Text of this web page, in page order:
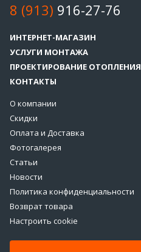
8 (913) 916-27-76
ИНТЕРНЕТ-МАГАЗИН
УСЛУГИ МОНТАЖА
ПРОЕКТИРОВАНИЕ ОТОПЛЕНИЯ
КОНТАКТЫ
О компании
Скидки
Оплата и Доставка
Фотогалерея
Статьи
Новости
Политика конфиденциальности
Возврат товара
Настроить cookie